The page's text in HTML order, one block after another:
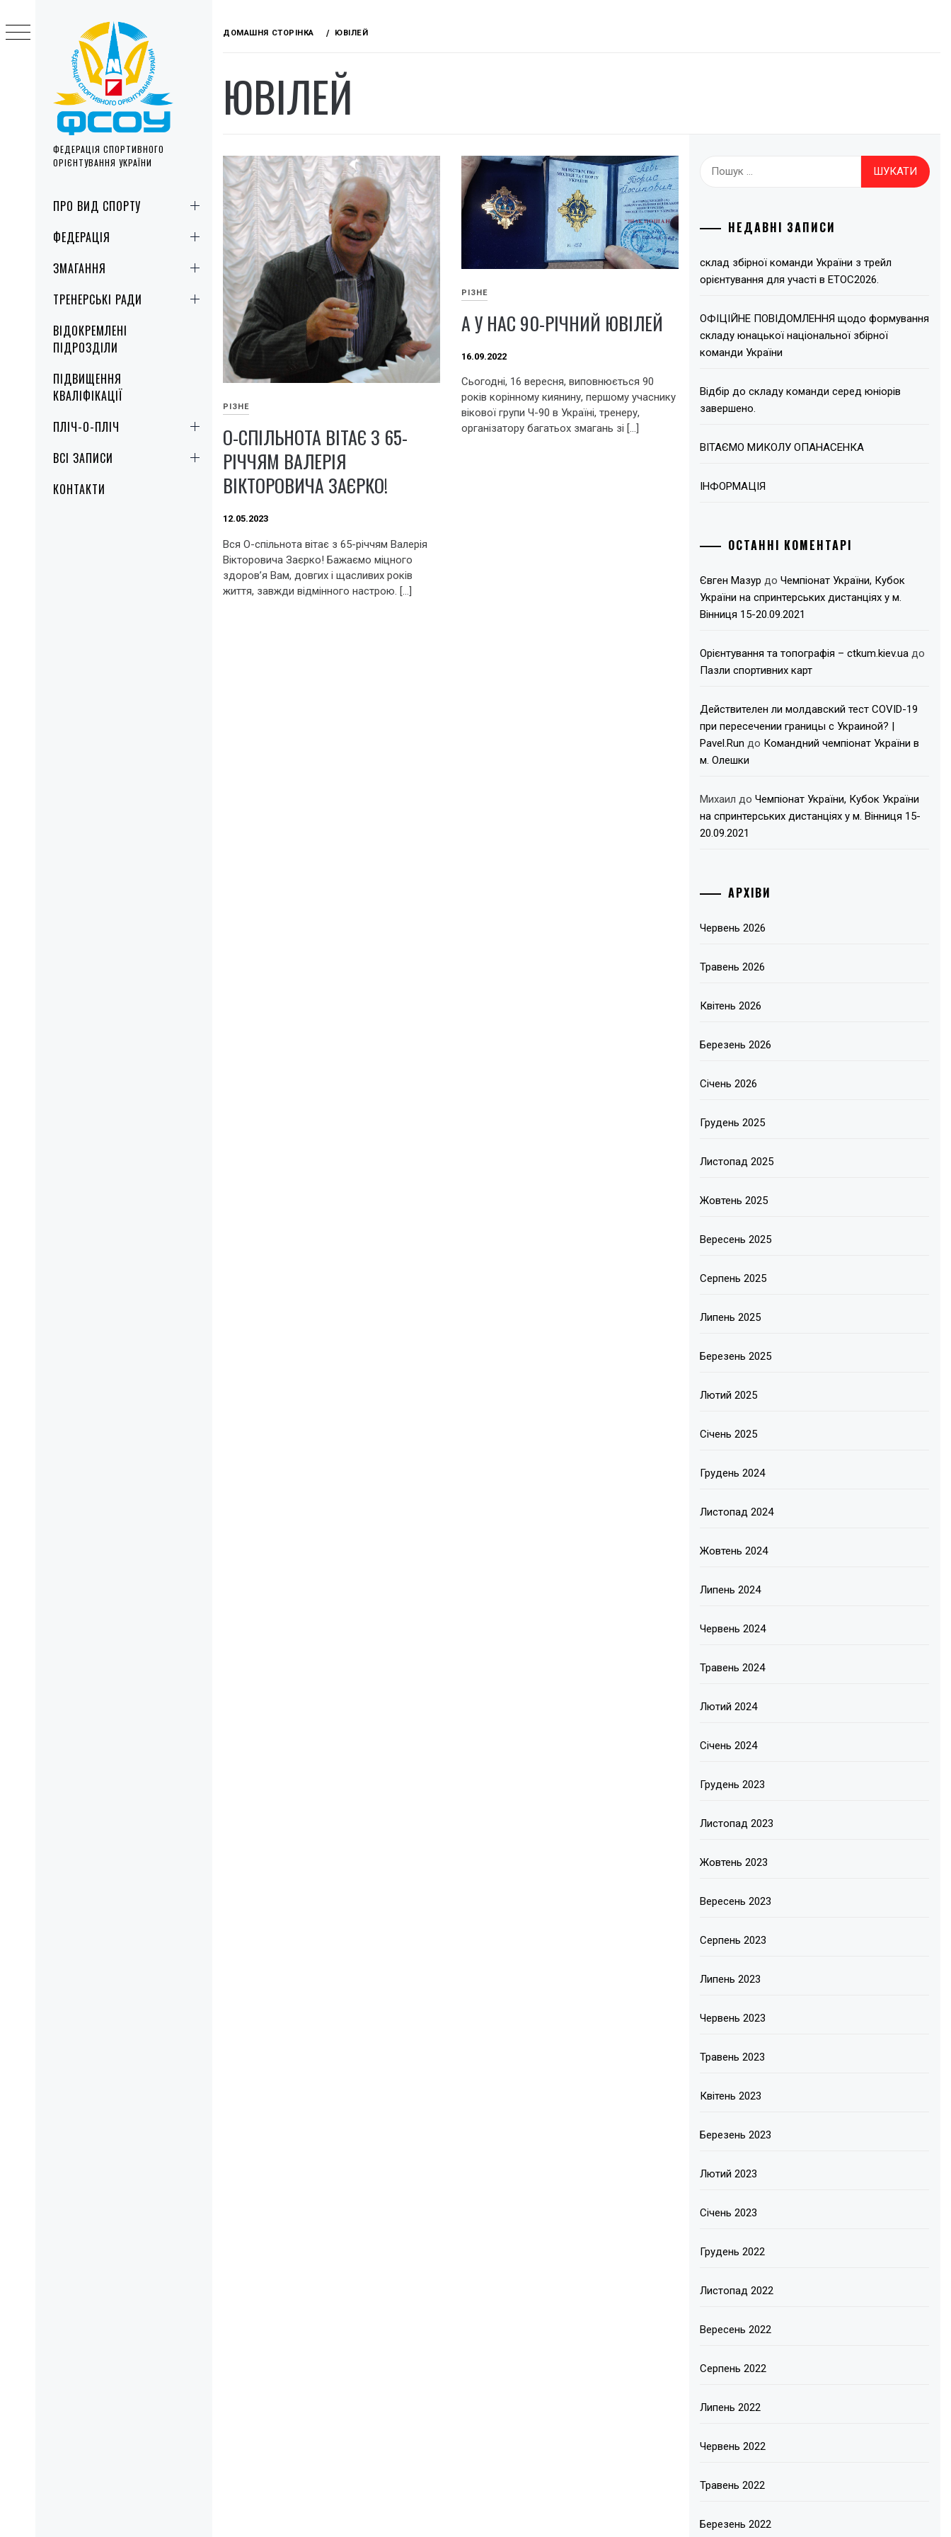
ФЕДЕРАЦІЯ СПОРТИВНОГО
ОРІЄНТУВАННЯ УКРАЇНИ
MenuПРО ВИД СПОРТУ
ФЕДЕРАЦІЯ
ЗМАГАННЯ
ТРЕНЕРСЬКІ РАДИ
ВІДОКРЕМЛЕНІ
ПІДРОЗДІЛИ
ПІДВИЩЕННЯ
КВАЛІФІКАЦІЇ
ПЛІЧ-О-ПЛІЧ
ВСІ ЗАПИСИ
КОНТАКТИ
to
content
ДОМАШНЯ СТОРІНКА ЮВІЛЕЙ
ЮВІЛЕЙ
РІЗНЕ
О-СПІЛЬНОТА ВІТАЄ З 65-
РІЧЧЯМ ВАЛЕРІЯ
ВІКТОРОВИЧА ЗАЄРКО!
12.05.2023
Вся О-спільнота вітає з 65-річчям Валерія
Вікторовича Заєрко! Бажаємо міцного
здоров’я Вам, довгих і щасливих років
життя, завжди відмінного настрою. […]
РІЗНЕ
А У НАС 90-РІЧНИЙ ЮВІЛЕЙ
16.09.2022
Сьогодні, 16 вересня, виповнюється 90
років корінному киянину, першому учаснику
вікової групи Ч-90 в Україні, тренеру,
організатору багатьох змагань зі […]
НЕДАВНІ ЗАПИСИ
склад збірної команди України з трейл
орієнтування для участі в ЕТОС2026.
ОФІЦІЙНЕ ПОВІДОМЛЕННЯ щодо формування
складу юнацької національної збірної
команди України
Відбір до складу команди серед юніорів
завершено.
ВІТАЄМО МИКОЛУ ОПАНАСЕНКА
ІНФОРМАЦІЯ
ОСТАННІ КОМЕНТАРІ
Євген Мазур доЧемпіонат України, Кубок
України на спринтерських дистанціях у м.
Вінниця 15-20.09.2021
Орієнтування та топографія – ctkum.kiev.ua до
Пазли спортивних карт
Действителен ли молдавский тест COVID-19
при пересечении границы с Украиной? |
Pavel.Run до Командний чемпіонат України в
м. Олешки
Михаил доЧемпіонат України, Кубок України
на спринтерських дистанціях у м. Вінниця 15-
20.09.2021
АРХІВИ
Червень 2026
Травень 2026
Квітень 2026
Березень 2026
Січень 2026
Грудень 2025
Листопад 2025
Жовтень 2025
Вересень 2025
Серпень 2025
Липень 2025
Березень 2025
Лютий 2025
Січень 2025
Грудень 2024
Листопад 2024
Жовтень 2024
Липень 2024
Червень 2024
Травень 2024
Лютий 2024
Січень 2024
Грудень 2023
Листопад 2023
Жовтень 2023
Вересень 2023
Серпень 2023
Липень 2023
Червень 2023
Травень 2023
Квітень 2023
Березень 2023
Лютий 2023
Січень 2023
Грудень 2022
Листопад 2022
Вересень 2022
Серпень 2022
Липень 2022
Червень 2022
Травень 2022
Березень 2022